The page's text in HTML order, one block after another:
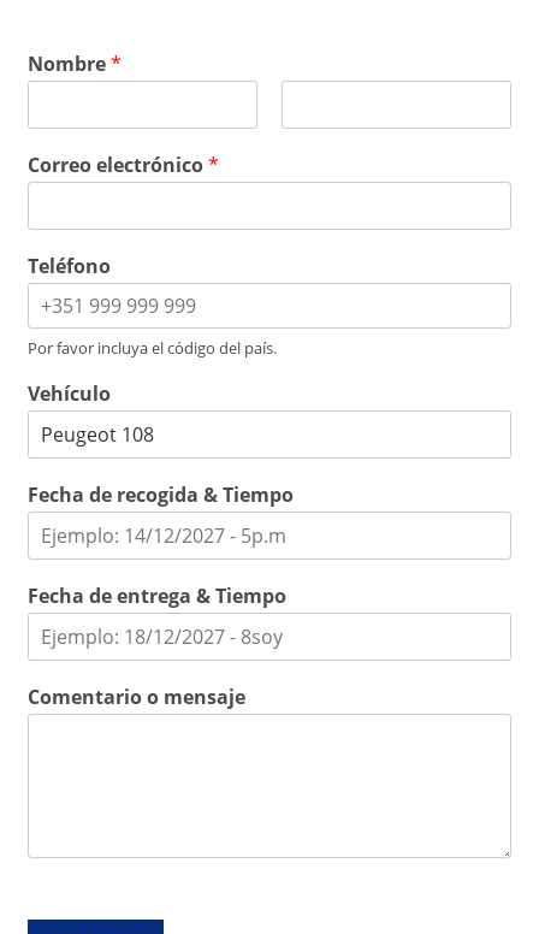
Nombre*
r
i
r
o
Correo electrónico*
Teléfono
Por favor incluya el código del país.
Vehículo
Fecha de recogida & Tiempo
Fecha de entrega & Tiempo
Comentario o mensaje